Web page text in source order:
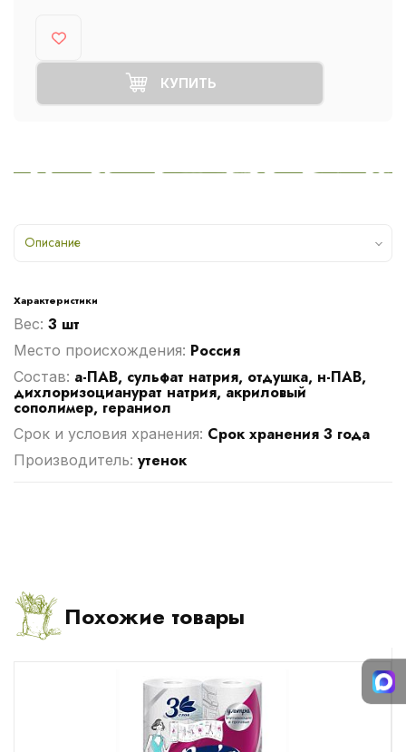
КУПИТЬ
Описание
Характеристики
Вес: 3 шт
Место происхождения: Россия
Cостав: а-ПАВ, сульфат натрия, отдушка, н-ПАВ,
дихлоризоцианурат натрия, акриловый
сополимер, гераниол
Срок и условия хранения: Срок хранения 3 года
Производитель: утенок
Похожие товары